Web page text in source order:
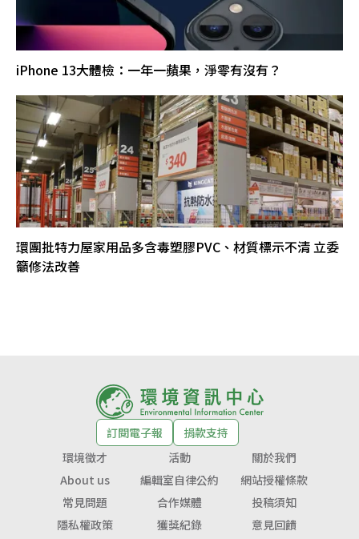
iPhone 13大體檢：一年一蘋果，淨零有沒有？
環團批特力屋家用品多含毒塑膠PVC、材質標示不清 立委
籲修法改善
訂閱電子報
捐款支持
環境徵才
活動
關於我們
About us
編輯室自律公約
網站授權條款
常見問題
合作媒體
投稿須知
隱私權政策
獲獎紀錄 意見回饋